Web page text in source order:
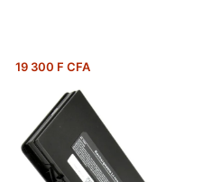
19 300 F CFA